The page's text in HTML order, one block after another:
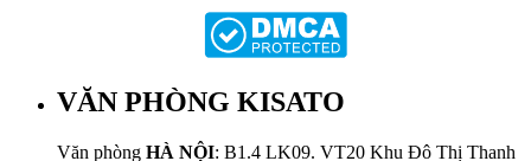
VĂN PHÒNG KISATO
Văn phòng HÀ NỘI: B1.4 LK09. VT20 Khu Đô Thị Thanh